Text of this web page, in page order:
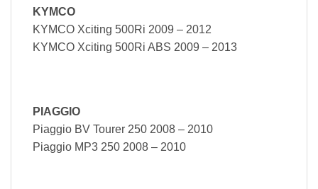
KYMCO
KYMCO Xciting 500Ri 2009 – 2012
KYMCO Xciting 500Ri ABS 2009 – 2013
PIAGGIO
Piaggio BV Tourer 250 2008 – 2010
Piaggio MP3 250 2008 – 2010